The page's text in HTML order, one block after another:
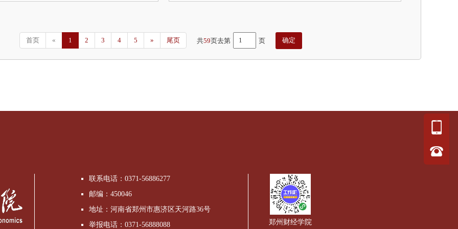
首页 « 1 2 3 4 5 » 尾页 共59页去第 页
联系电话：0371-56886277
邮编：450046
地址：河南省郑州市惠济区天河路36号
举报电话：0371-56888088
郑州财经学院